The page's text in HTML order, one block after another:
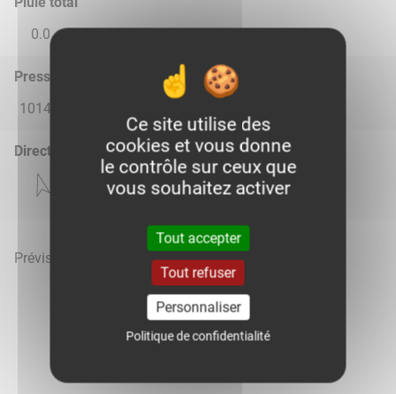
0.0
0.0 0.0 0.0 0.0
Pression atmosphérique (hPa)
1014.0
Direction du vent
Prévisions météo mises à jour le 9 août 2026 à 15h
Ce site utilise des
cookies et vous donne
le contrôle sur ceux que
vous souhaitez activer
Tout accepter
Tout refuser
Personnaliser
Politique de confidentialité